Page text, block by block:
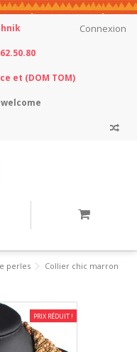
Connexion
et (DOM TOM)
perles
Collier chic marron
PRIX RÉDUIT !